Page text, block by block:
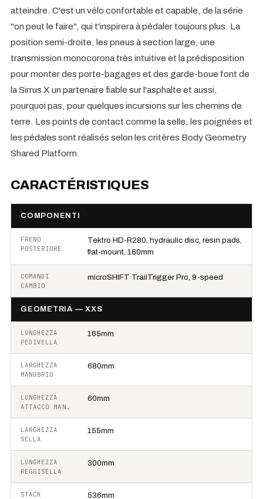
atteindre. C'est un vélo confortable et capable, de la série
"on peut le faire", qui t'inspirera à pédaler toujours plus. La
position semi-droite, les pneus à section large, une
transmission monocorona très intuitive et la prédisposition
pour monter des porte-bagages et des garde-boue font de
la Sirrus X un partenaire fiable sur l'asphalte et aussi,
pourquoi pas, pour quelques incursions sur les chemins de
terre. Les points de contact comme la selle, les poignées et
les pédales sont réalisés selon les critères Body Geometry
Shared Platform.
CARACTÉRISTIQUES
COMPONENTI
FRENO
POSTERIORE
Tektro HD-R280, hydraulic disc, resin pads,
flat-mount, 160mm
COMANDI
CAMBIO
microSHIFT TrailTrigger Pro, 9-speed
GEOMETRIA — XXS
LUNGHEZZA
PEDIVELLA
165mm
LARGHEZZA
MANUBRIO
680mm
LUNGHEZZA
ATTACCO MAN.
60mm
LARGHEZZA
SELLA
155mm
LUNGHEZZA
REGGISELLA
300mm
STACK 536mm